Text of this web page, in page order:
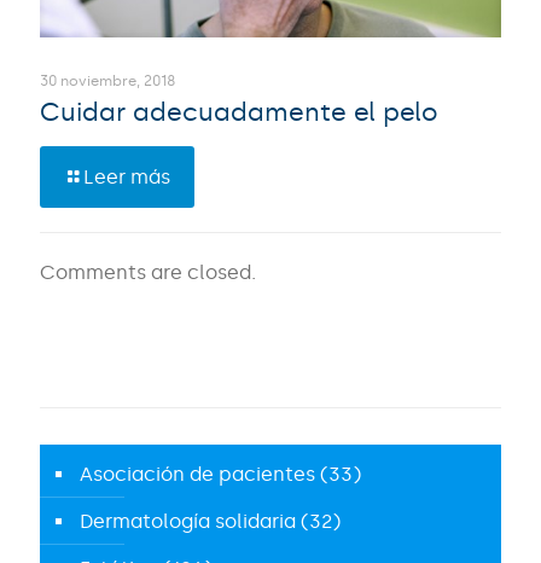
30 noviembre, 2018
Cuidar adecuadamente el pelo
Leer más
Comments are closed.
Asociación de pacientes (33)
Dermatología solidaria (32)